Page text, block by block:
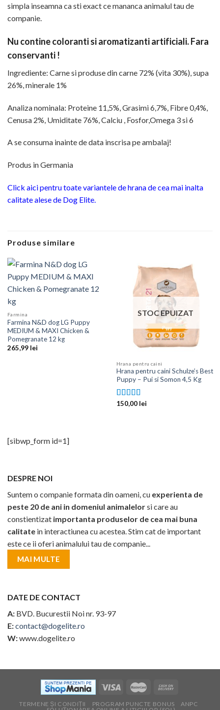
simpla inseamna ca sti exact ce mananca animalul tau de
companie.
Nu contine coloranti si aromatizanti artificiali. Fara
conservanti !
Ingrediente: Carne si produse din carne 72% (vita 30%), supa
26%, minerale 1%
Analiza nominala: Proteine 11,5%, Grasimi 6,7%, Fibre 0,4%,
Cenusa 2%, Umiditate 76%, Calciu , Fosfor,Omega 3 si 6
A se consuma inainte de data inscrisa pe ambalaj!
Produs in Germania
Click aici pentru toate variantele de hrana de cea mai inalta
calitate alese de Dog Elite.
Produse similare
Farmina
Farmina N&D dog LG Puppy
MEDIUM & MAXI Chicken &
Pomegranate 12 kg
265,99 lei
STOC EPUIZAT
Hrana pentru caini
Hrana pentru caini Schulze’s Best
Puppy – Pui si Somon 4,5 Kg
Evaluat la
150,00 lei
[sibwp_form id=1]
DESPRE NOI
Suntem o companie formata din oameni, cu experienta de
peste 20 de ani in domeniul animalelorsi care au
constientizat importanta produselor de cea mai buna
calitate in interactiunea cu acestea. Stim cat de important
este ce ii oferi animalului tau de companie...
MAI MULTE
DATE DE CONTACT
A: BVD. Bucurestii Noi nr. 93-97
E:contact@dogelite.ro
W:www.dogelite.ro
TERMENE ȘI CONDIȚII PROGRAM PUNCTE BONUS
ANPC